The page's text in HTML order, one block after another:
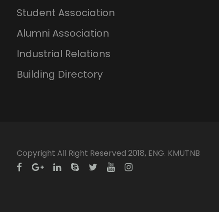
Student Association
Alumni Association
Industrial Relations
Building Directory
Copyright All Right Reserved 2018, ENG. KMUTNB